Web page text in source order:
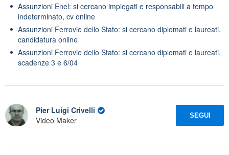
Assunzioni Enel: si cercano impiegati e responsabili a tempo
indeterminato, cv online
Assunzioni Ferrovie dello Stato: si cercano diplomati e laureati,
candidatura online
Assunzioni Ferrovie dello Stato: si cercano diplomati e laureati,
scadenze 3 e 6/04
Pier Luigi Crivelli
Video Maker
SEGUI